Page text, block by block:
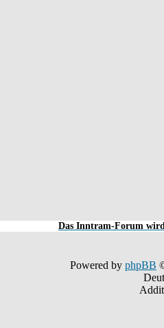
Das Inntram-Forum
Powered by phpBB